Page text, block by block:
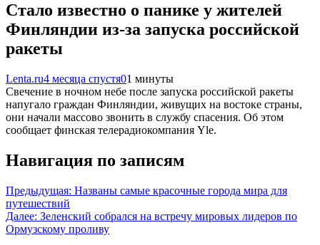
Стало известно о панике у жителей
Финляндии из-за запуска российской
ракеты
Lenta.ru4 месяца спустя01 минуты
Свечение в ночном небе после запуска российской ракеты
напугало граждан Финляндии, живущих на востоке страны,
они начали массово звонить в службу спасения. Об этом
сообщает финская телерадиокомпания Yle.
Навигация по записям
Предыдущая: Названы самые красочные города мира для
путешествий
Далее: Зеленский собрался на встречу мировых лидеров по
Ормузскому проливу